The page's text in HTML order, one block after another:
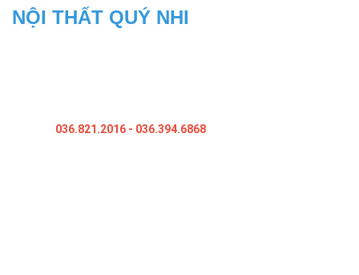
NỘI THẤT QUÝ NHI
036.821.2016 - 036.394.6868